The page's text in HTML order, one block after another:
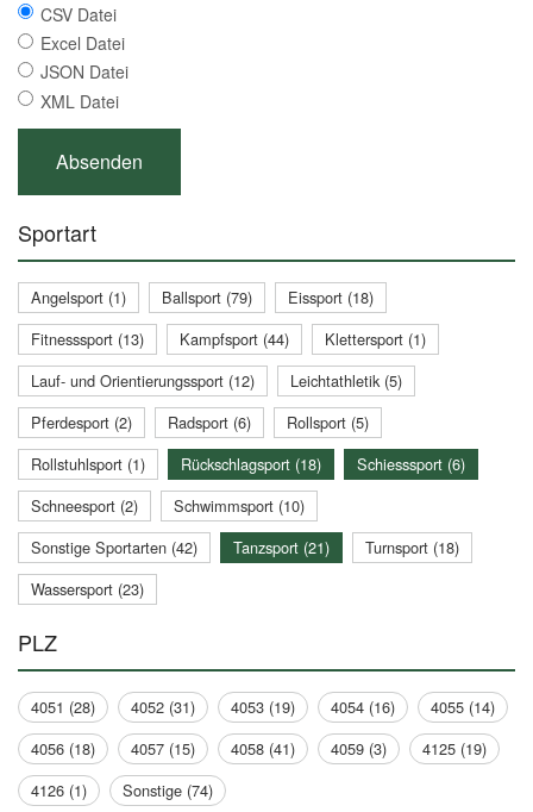
CSV Datei
Excel Datei
JSON Datei
XML Datei
Sportart
Angelsport (1) Ballsport (79)
Eissport (18)
Fitnesssport (13)
Kampfsport (44)
Klettersport (1)
Lauf- und Orientierungssport (12)
Leichtathletik (5)
Pferdesport (2)
Radsport (6)
Rollsport (5)
Rollstuhlsport (1)
Rückschlagsport (18)
Schiesssport (6)
Schneesport (2)
Schwimmsport (10)
Sonstige Sportarten (42)
Tanzsport (21)
Turnsport (18)
Wassersport (23)
PLZ
4051 (28) 4052 (31) 4053 (19) 4054 (16)
4055 (14)
4056 (18)
4057 (15) 4058 (41) 4059 (3)
4125 (19)
4126 (1)
Sonstige (74)